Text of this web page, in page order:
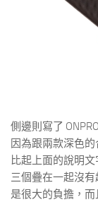
側邊則寫了
因為跟兩款深色
比起上面的說明
三個疊在一起沒
是很大的負擔，